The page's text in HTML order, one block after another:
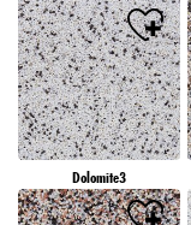
Dolomite3